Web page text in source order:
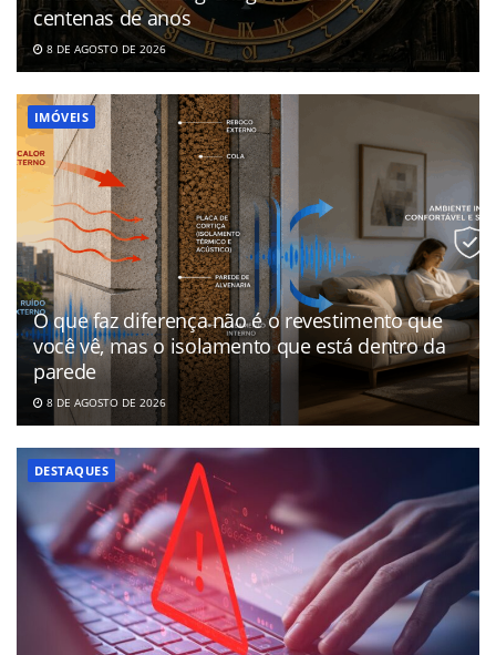
centenas de anos
8 DE AGOSTO DE 2026
IMÓVEIS
O que faz diferença não é o revestimento que
você vê, mas o isolamento que está dentro da
parede
8 DE AGOSTO DE 2026
DESTAQUES